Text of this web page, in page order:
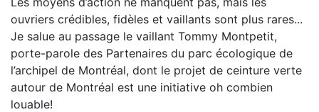
ouvriers crédibles, fidèles et vaillants sont plus rares...
Je salue au passage le vaillant Tommy Montpetit,
porte-parole des Partenaires du parc écologique de
l’archipel de Montréal, dont le projet de ceinture verte
autour de Montréal est une initiative oh combien
louable!